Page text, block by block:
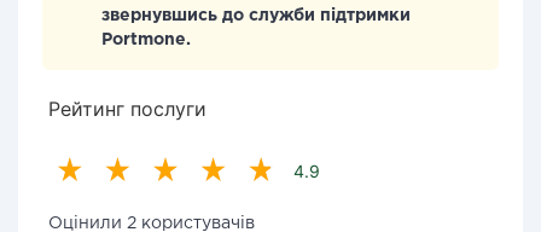
звернувшись до служби підтримки
Portmone.
Рейтинг послуги
4.9
Оцінили 2 користувачів